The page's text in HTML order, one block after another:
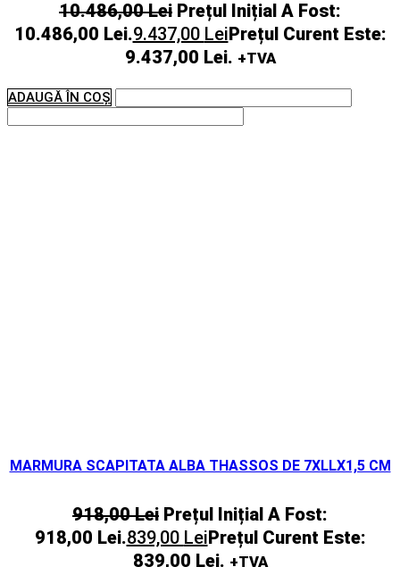
10.486,00Lei Prețul Inițial A Fost:
10.486,00 Lei.9.437,00 LeiPrețul Curent Este:
9.437,00 Lei. +TVA
ADAUGĂ ÎN COȘ
MARMURA SCAPITATA ALBA THASSOS DE 7XLLX1,5 CM
918,00Lei Prețul Inițial A Fost:
918,00 Lei.839,00 LeiPrețul Curent Este:
839,00 Lei. +TVA